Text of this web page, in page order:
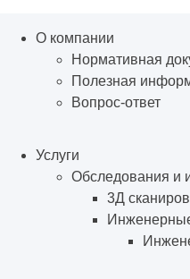
О компании
Нормативная
Полезная
Вопрос-ответ
Услуги
Обследования и
3Д